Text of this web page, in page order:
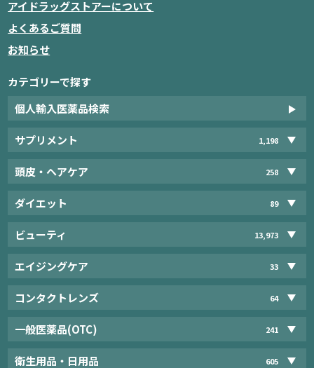
アイドラッグストアーについて
よくあるご質問
お知らせ
カテゴリーで探す
個人輸入医薬品検索
サプリメント 1,198
頭皮・ヘアケア 258
ダイエット 89
ビューティ 13,973
エイジングケア 33
コンタクトレンズ 64
一般医薬品(OTC) 241
衛生用品・日用品 605